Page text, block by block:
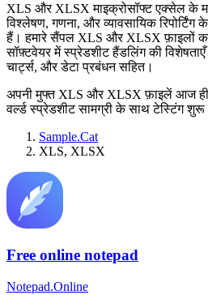
XLS और XLSX माइक्रोसॉफ्ट एक्सेल के
विश्लेषण, गणना, और व्यावसायिक
हैं। हमारे सैंपल XLS और XLSX फ़ाइलों
सॉफ़्टवेयर में स्प्रेडशीट हैंडलिंग की
चार्ट्स, और डेटा प्रबंधन सहित।
अपनी मुफ्त XLS और XLSX फ़ाइलें आज
वर्ल्ड स्प्रेडशीट सामग्री के साथ टेस्टिंग
Sample.Cat
XLS, XLSX
Free online notepad
Notepad.Online